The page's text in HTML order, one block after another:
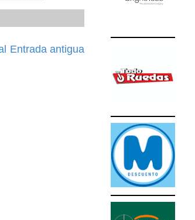
Entrada antigua